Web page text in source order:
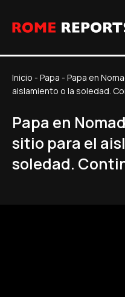
Inicio - Papa - Papa en
aislamiento o la soledad.
Papa en
sitio para el
soledad.